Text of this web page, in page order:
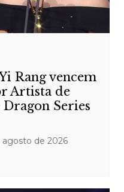
Rang vencem
Artista de
Series
agosto de 2026